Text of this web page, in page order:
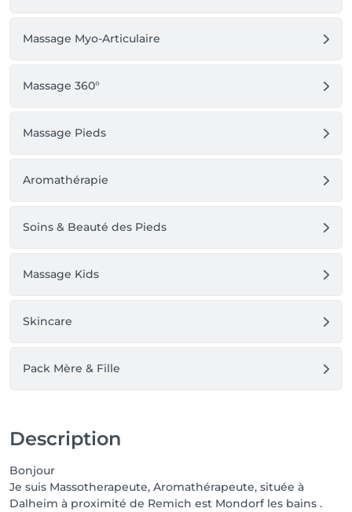
Massage Myo-Articulaire
Massage 360°
Massage Pieds
Aromathérapie
Soins & Beauté des Pieds
Massage Kids
Skincare
Pack Mère & Fille
Description
Bonjour
Je suis Massotherapeute, Aromathérapeute, située à
Dalheim à proximité de Remich est Mondorf les bains .